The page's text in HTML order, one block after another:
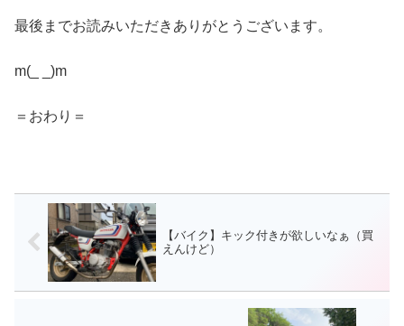
最後までお読みいただきありがとうございます。
m(_ _)m
＝おわり＝
【バイク】キック付きが欲しいなぁ（買
えんけど）